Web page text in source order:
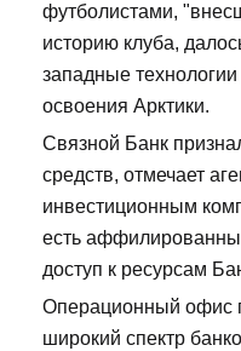
футболистами,
историю клуба,
западные
освоения Арктики.
Связной Банк
средств, отмечает
инвестиционным
есть
доступ к ресурсам
Операционный офис
широкий спектр